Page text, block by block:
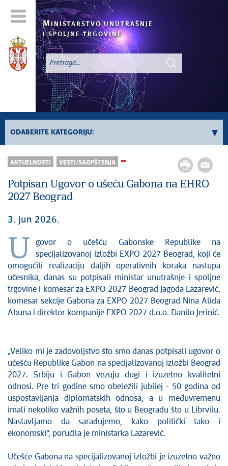
M INISTARSTVO UNUTRAŠNJE
I SPOLJNE TRGOVINE
ODABERITE KATEGORIJU:
Registar „Ne Zovi“
Sve vesti
AKTUELNOSTI VESTI/SAOPŠTENJA
Potpisan Ugovor o ušeću Gabona na EHRO
2027 Beograd
3. jun 2026.
U
govor o učešću Gabonske Republike na
specijalizovanoj izložbi EXPO 2027 Beograd, koji će
omogućiti realizaciju daljih operativnih koraka nastupa
učesnika, danas su potpisali ministar unutrašnje i spoljne
trgovine i komesar za EXPO 2027 Beograd Jagoda Lazarević,
komesar sekcije Gabona za EXPO 2027 Beograd Nina Alida
Abuna i direktor kompanije EXPO 2027 d.o.o. Danilo Jerinić.
„Veliko mi je zadovoljstvo što smo danas potpisali ugovor o
učešću Republike Gabon na specijalizovanoj izložbi Beograd
2027. Srbiju i Gabon vezuju dugi i izuzetno kvalitetni
odnosi. Pre tri godine smo obeležili jubilej - 50 godina od
uspostavljanja diplomatskih odnosa, a u međuvremenu
imali nekoliko važnih poseta, što u Beogradu što u Librvilu.
Nastavljamo da sarađujemo, kako politički tako i
ekonomski“, poručila je ministarka Lazarević.
Učešće Gabona na specijalizovanoj izložbi je izuzetno važno